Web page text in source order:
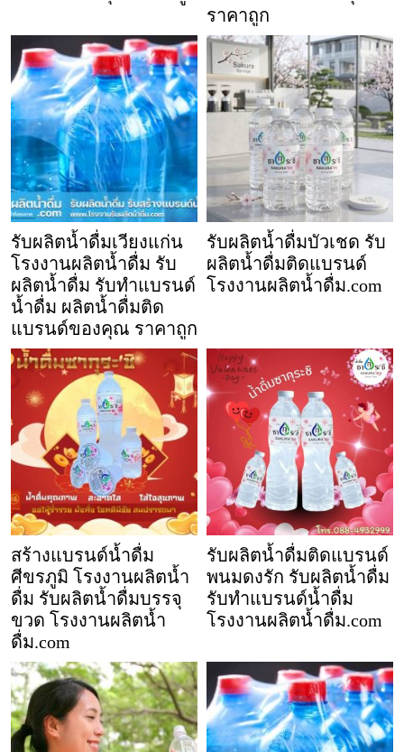
ราคาถูก
รับผลิตน้ำดื่มเวียงแก่น
โรงงานผลิตน้ำดื่ม รับ
ผลิตน้ำดื่ม รับทำแบรนด์
น้ำดื่ม ผลิตน้ำดื่มติด
แบรนด์ของคุณ ราคาถูก
รับผลิตน้ำดื่มบัวเชด รับ
ผลิตน้ำดื่มติดแบรนด์
โรงงานผลิตน้ำดื่ม.com
สร้างแบรนด์น้ำดื่ม
ศีขรภูมิ โรงงานผลิตน้ำ
ดื่ม รับผลิตน้ำดื่มบรรจุ
ขวด โรงงานผลิตน้ำ
ดื่ม.com
รับผลิตน้ำดื่มติดแบรนด์
พนมดงรัก รับผลิตน้ำดื่ม
รับทำแบรนด์น้ำดื่ม
โรงงานผลิตน้ำดื่ม.com